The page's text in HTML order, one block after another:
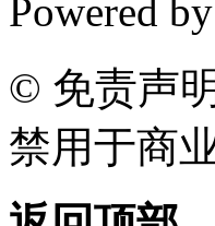
Powered by
© 免责声
禁用于商